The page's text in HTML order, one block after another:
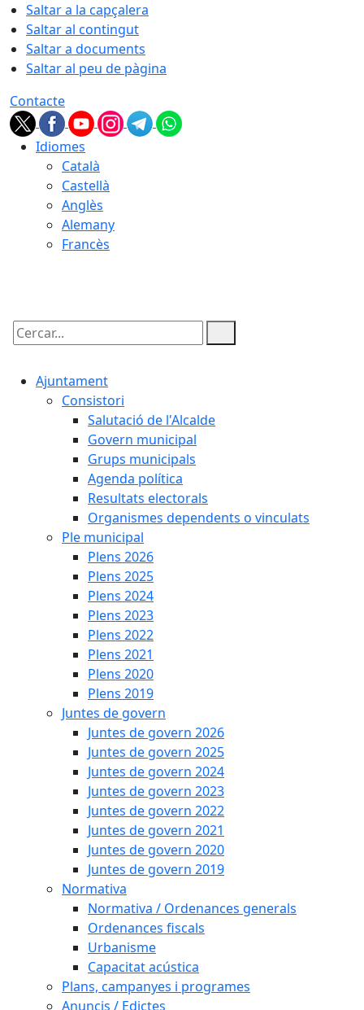
Saltar a la capçalera
Saltar al contingut
Saltar a documents
Saltar al peu de pàgina
Contacte
Idiomes
Català
Castellà
Anglès
Alemany
Francès
Cercar:
Ajuntament
Consistori
Salutació de l'Alcalde
Govern municipal
Grups municipals
Agenda política
Resultats electorals
Organismes dependents o vinculats
Ple municipal
Plens 2026
Plens 2025
Plens 2024
Plens 2023
Plens 2022
Plens 2021
Plens 2020
Plens 2019
Juntes de govern
Juntes de govern 2026
Juntes de govern 2025
Juntes de govern 2024
Juntes de govern 2023
Juntes de govern 2022
Juntes de govern 2021
Juntes de govern 2020
Juntes de govern 2019
Normativa
Normativa / Ordenances generals
Ordenances fiscals
Urbanisme
Capacitat acústica
Plans, campanyes i programes
Anuncis / Edictes